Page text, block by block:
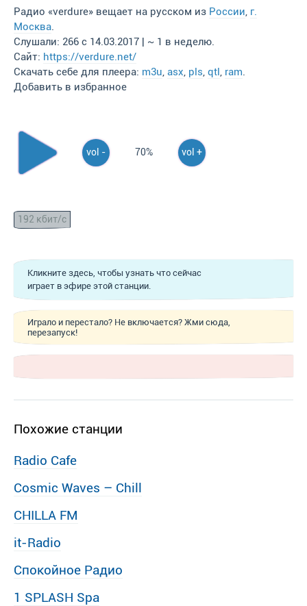
Радио «verdure» вещает на русском из России, г.
Москва.
Слушали: 266 с 14.03.2017 | ~ 1 в неделю.
Сайт: https://verdure.net/
Скачать себе для плеера: m3u, asx, pls, qtl, ram.
Добавить в избранное
vol - 70% vol +
192 кбит/с
Кликните здесь, чтобы узнать что сейчас
играет в эфире этой станции.
Играло и перестало? Не включается? Жми сюда,
перезапуск!
Похожие станции
Radio Cafe
Cosmic Waves – Chill
CHILLA FM
it-Radio
Спокойное Радио
1 SPLASH Spa